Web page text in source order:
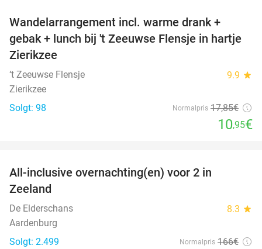
Wandelarrangement incl. warme drank +
gebak + lunch bij 't Zeeuwse Flensje in hartje
Zierikzee
‘t Zeeuwse Flensje 9.9 star
Zierikzee
Solgt: 98
Normalpris 17,85€
10,95€
All-inclusive overnachting(en) voor 2 in
Zeeland
De Elderschans 8.3 star
Aardenburg
Solgt: 2.499
Normalpris 166€